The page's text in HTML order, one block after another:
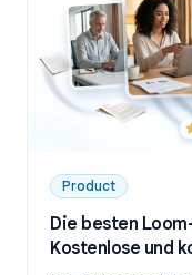
Product
Die besten
Kostenlose und